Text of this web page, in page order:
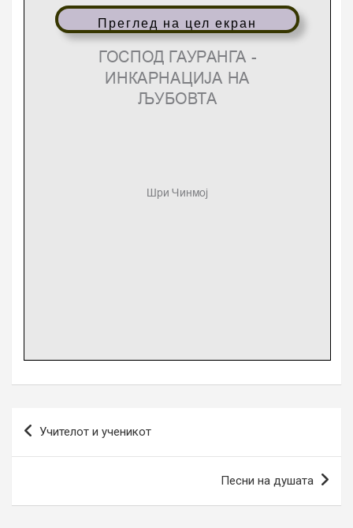
Преглед на цел екран
Навигација
на
Учителот и ученикот
Песни на душата